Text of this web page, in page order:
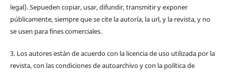
legal). Sepueden copiar, usar, difundir, transmitir y exponer
públicamente, siempre que se cite la autoría, la url, y la revista, y no
se usen para fines comerciales.
3. Los autores están de acuerdo con la licencia de uso utilizada por la
revista, con las condiciones de autoarchivo y con la política de